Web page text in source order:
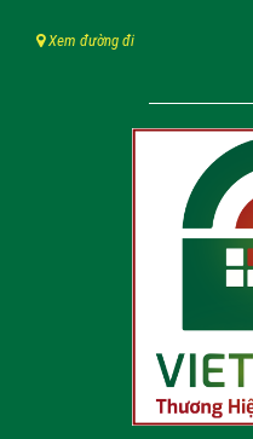
Xem đường đi